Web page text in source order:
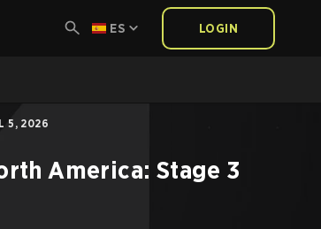
ES LOGIN
5, 2026
America: Stage 3